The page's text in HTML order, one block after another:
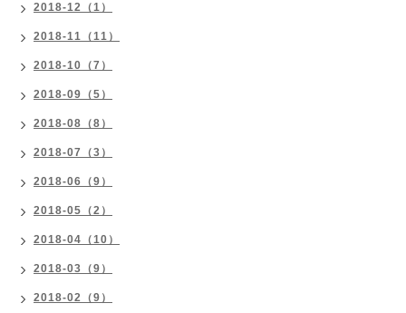
2018-12（1）
2018-11（11）
2018-10（7）
2018-09（5）
2018-08（8）
2018-07（3）
2018-06（9）
2018-05（2）
2018-04（10）
2018-03（9）
2018-02（9）